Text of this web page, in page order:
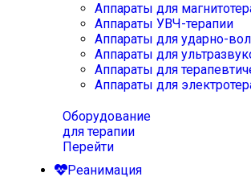
Аппараты для
Аппараты УВЧ-терапии
Аппараты для ударно-
Аппараты для
Аппараты для
Аппараты для
Оборудование
для терапии
Перейти
Реанимация